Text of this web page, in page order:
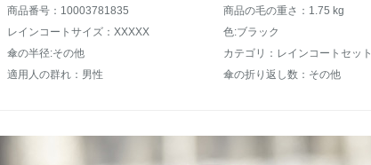
商品番号：10003781835
商品の毛の重さ：1.75 kg
レインコートサイズ：XXXXX
色:ブラック
傘の半径:その他
カテゴリ：レインコートセット
適用人の群れ：男性 傘の折り返し数：その他